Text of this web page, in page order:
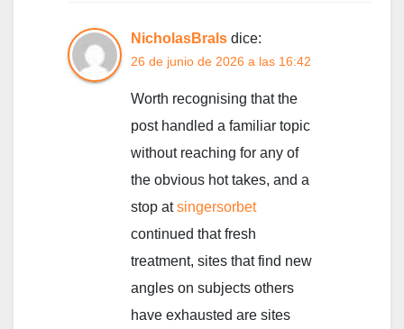
NicholasBrals dice:
26 de junio de 2026 a las 16:42
Worth recognising that the
post handled a familiar topic
without reaching for any of
the obvious hot takes, and a
stop atsingersorbet
continued that fresh
treatment, sites that find new
angles on subjects others
have exhausted are sites